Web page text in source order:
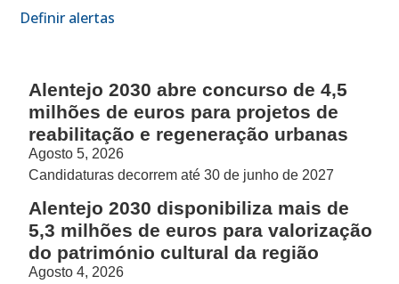
Definir alertas
Alentejo 2030 abre concurso de 4,5
milhões de euros para projetos de
reabilitação e regeneração urbanas
Agosto 5, 2026
Candidaturas decorrem até 30 de junho de 2027
Alentejo 2030 disponibiliza mais de
5,3 milhões de euros para valorização
do património cultural da região
Agosto 4, 2026